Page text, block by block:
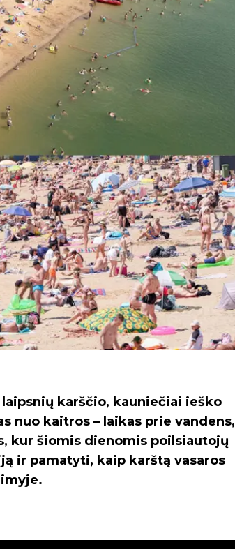
karščio, kauniečiai ieško
nuo kaitros – laikas prie vandens,
kur šiomis dienomis poilsiautojų
ir pamatyti, kaip karštą vasaros